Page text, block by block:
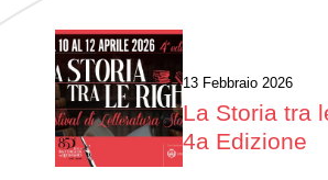
13 Febbraio 2026
La Storia tra
4a Edizione